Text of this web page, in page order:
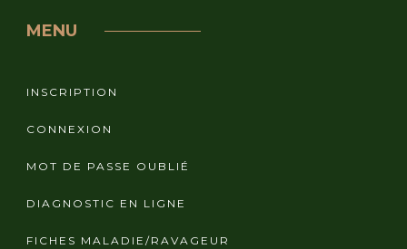
MENU
INSCRIPTION
CONNEXION
MOT DE PASSE OUBLIÉ
DIAGNOSTIC EN LIGNE
FICHES MALADIE/RAVAGEUR